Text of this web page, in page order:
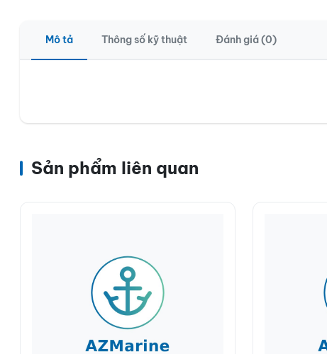
Mô tả Thông số kỹ thuật Đánh giá (0)
Sản phẩm liên quan